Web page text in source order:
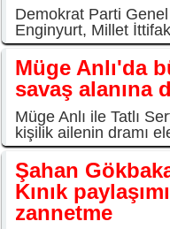
Demokrat Parti Genel
Enginyurt, Millet
Müge Anlı'da
savaş alanına
Müge Anlı ile Tatlı
kişilik ailenin dramı
Şahan
Kınık
zannetme